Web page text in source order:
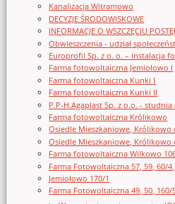
Kanalizacja Witramowo
DECYZJE ŚRODOWISKOWE
INFORMACJE O WSZCZĘCIU
Obwieszczenia - udział
Europrofil Sp. z o. o. – instalacja
Farma fotowoltaiczna Jemiołowo I
Farma fotowoltaiczna Kunki I
Farma fotowoltaiczna Kunki II
P.P-H.Agaplast Sp. z o.o. -
Farma fotowoltaiczna Królikowo
Osiedle Mieszkaniowe, Królikowo
Osiedle Mieszkaniowe, Królikowo
Farma fotowoltaiczna Wilkowo
Farma Fotowoltaiczna 57, 59, 60/
Jemiołowo 170/1
Farma Fotowoltaiczna 49, 50, 160/